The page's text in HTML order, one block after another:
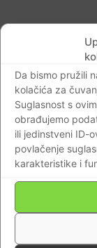
Da bismo pružili
kolačića za
Suglasnost s
obrađujemo
ili jedinstveni ID-
povlačenje
karakteristike i
Saboru? –